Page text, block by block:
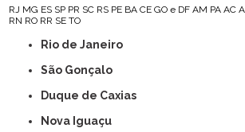
RJ MG ES SP PR SC RS PE BA CE GO e DF AM PA AC
RN RO RR SE TO
Rio de Janeiro
São Gonçalo
Duque de Caxias
Nova Iguaçu